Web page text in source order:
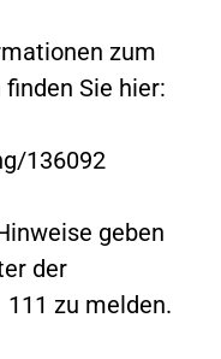
zum
Sie hier:
136092
geben
der
zu melden.